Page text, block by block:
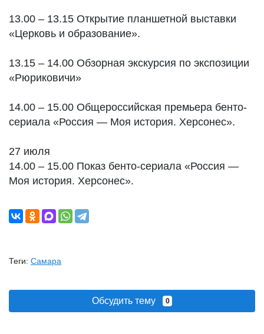
13.00 – 13.15 Открытие планшетной выставки
«Церковь и образование».
13.15 – 14.00​ Обзорная экскурсия по экспозиции
«Рюриковичи»
14.00 – 15.00​ Общероссийская премьера бенто-
сериала «Россия — Моя история. Херсонес».
27 июля
14.00 – 15.00 Показ бенто-сериала «Россия —
Моя история. Херсонес».
Теги: Самара
Обсудить тему 0